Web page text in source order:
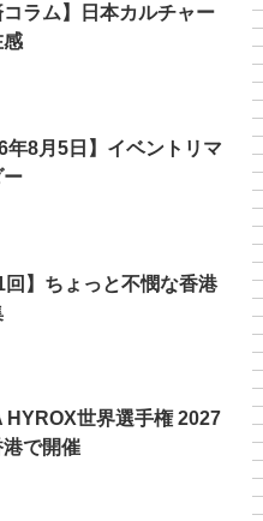
コラム】日本カルチャー
感
年8月5日】イベントリマ
ー
回】ちょっと不憫な香港
HYROX世界選手権 2027
で開催